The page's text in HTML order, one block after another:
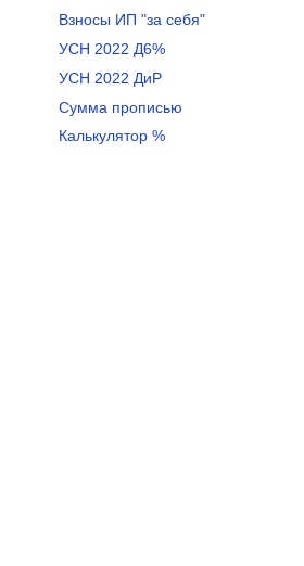
Взносы ИП "за себя"
УСН 2022 Д6%
УСН 2022 ДиР
Сумма прописью
Калькулятор %